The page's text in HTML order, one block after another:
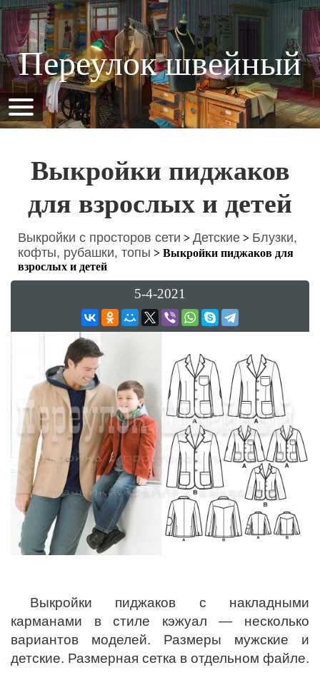
Переулок швейный
Выкройки пиджаков
для взрослых и детей
Выкройки с просторов сети > Детские > Блузки,
кофты, рубашки, топы > Выкройки пиджаков для
взрослых и детей
5-4-2021
Выкройки пиджаков с накладными
карманами в стиле кэжуал — несколько
вариантов моделей. Размеры мужские и
детские. Размерная сетка в отдельном файле.